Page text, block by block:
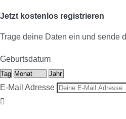
Jetzt kostenlos registrieren
Trage deine Daten ein und sende
Geburtsdatum
E-Mail Adresse